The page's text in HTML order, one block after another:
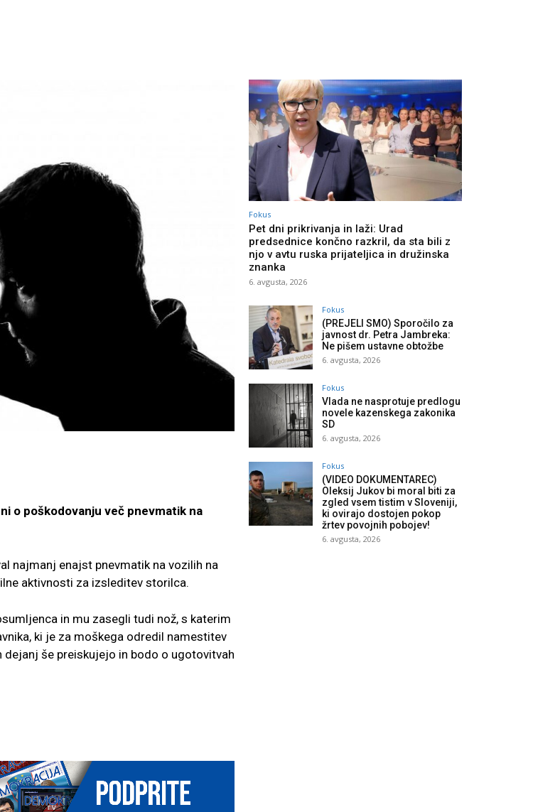
o poškodovanju več pnevmatik na
najmanj enajst pnevmatik na vozilih na
aktivnosti za izsleditev storilca.
in mu zasegli tudi nož, s katerim
ki je za moškega odredil namestitev
še preiskujejo in bodo o ugotovitvah
Fokus
Pet dni prikrivanja in laži: Urad
predsednice končno razkril, da sta bili z
njo v avtu ruska prijateljica in družinska
znanka
6. avgusta, 2026
Fokus
(PREJELI SMO) Sporočilo za
javnost dr. Petra Jambreka:
Ne pišem ustavne obtožbe
6. avgusta, 2026
Fokus
Vlada ne nasprotuje predlogu
novele kazenskega zakonika
SD
6. avgusta, 2026
Fokus
(VIDEO DOKUMENTAREC)
Oleksij Jukov bi moral biti za
zgled vsem tistim v Sloveniji,
ki ovirajo dostojen pokop
žrtev povojnih pobojev!
6. avgusta, 2026